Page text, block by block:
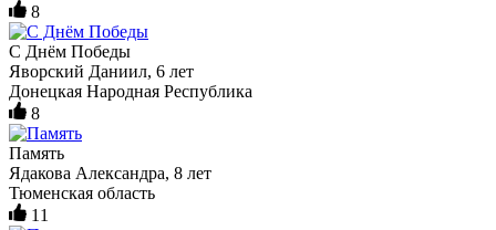
8
С Днём Победы
Яворский Даниил, 6 лет
Донецкая Народная Республика
8
Память
Ядакова Александра, 8 лет
Тюменская область
11